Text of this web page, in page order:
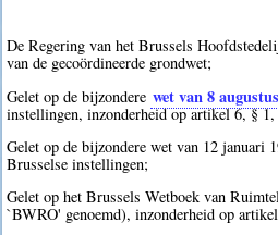
De Regering van het Brussels
van de gecoördineerde grondwet;
Gelet op de bijzondere wet van 8
instellingen, inzonderheid op artikel 6, §
Gelet op de bijzondere wet van 12 januari
Brusselse instellingen;
Gelet op het Brussels Wetboek van
`BWRO' genoemd), inzonderheid op